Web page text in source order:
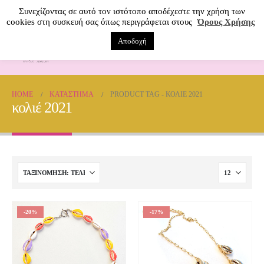
HOME ΚΑΤΆΣΤΗΜΑ PRODUCT TAG - ΚΟΛΙΈ 2021
κολιέ 2021
-20% -17%
Συνεχίζοντας σε αυτό τον ιστότοπο αποδέχεστε την χρήση των
cookies στη συσκευή σας όπως περιγράφεται στους Όρους Χρήσης
Αποδοχή